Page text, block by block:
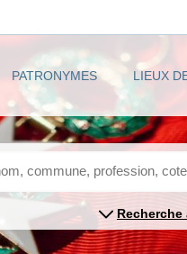
PATRONYMES LIEUX
Recherche